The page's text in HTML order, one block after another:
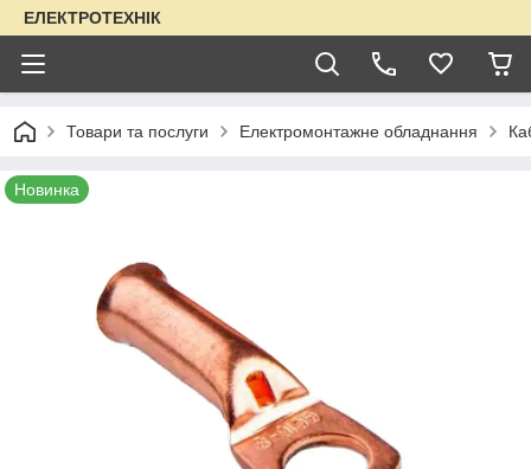
ЕЛЕКТРОТЕХНІК
Товари та послуги Електромонтажне обладнання
Новинка